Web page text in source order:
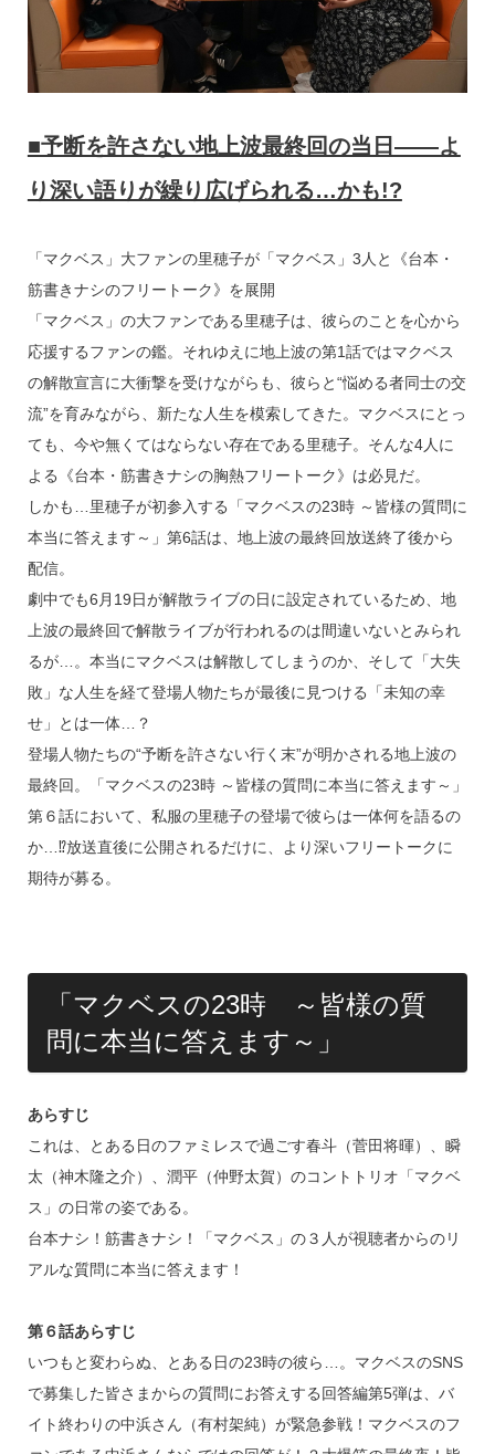
■予断を許さない地上波最終回の当日――よ
り深い語りが繰り広げられる…かも!?
「マクベス」大ファンの里穂子が「マクベス」3人と《台本・
筋書きナシのフリートーク》を展開
「マクベス」の大ファンである里穂子は、彼らのことを心から
応援するファンの鑑。それゆえに地上波の第1話ではマクベス
の解散宣言に大衝撃を受けながらも、彼らと“悩める者同士の交
流”を育みながら、新たな人生を模索してきた。マクベスにとっ
ても、今や無くてはならない存在である里穂子。そんな4人に
よる《台本・筋書きナシの胸熱フリートーク》は必見だ。
しかも…里穂子が初参入する「マクベスの23時 ～皆様の質問に
本当に答えます～」第6話は、地上波の最終回放送終了後から
配信。
劇中でも6月19日が解散ライブの日に設定されているため、地
上波の最終回で解散ライブが行われるのは間違いないとみられ
るが…。本当にマクベスは解散してしまうのか、そして「大失
敗」な人生を経て登場人物たちが最後に見つける「未知の幸
せ」とは一体…？
登場人物たちの“予断を許さない行く末”が明かされる地上波の
最終回。「マクベスの23時 ～皆様の質問に本当に答えます～」
第６話において、私服の里穂子の登場で彼らは一体何を語るの
か…⁉放送直後に公開されるだけに、より深いフリートークに
期待が募る。
「マクベスの23時 ～皆様の質
問に本当に答えます～」
あらすじ
これは、とある日のファミレスで過ごす春斗（菅田将暉）、瞬
太（神木隆之介）、潤平（仲野太賀）のコントトリオ「マクベ
ス」の日常の姿である。
台本ナシ！筋書きナシ！「マクベス」の３人が視聴者からのリ
アルな質問に本当に答えます！
第６話あらすじ
いつもと変わらぬ、とある日の23時の彼ら…。マクベスのSNS
で募集した皆さまからの質問にお答えする回答編第5弾は、バ
イト終わりの中浜さん（有村架純）が緊急参戦！マクベスのフ